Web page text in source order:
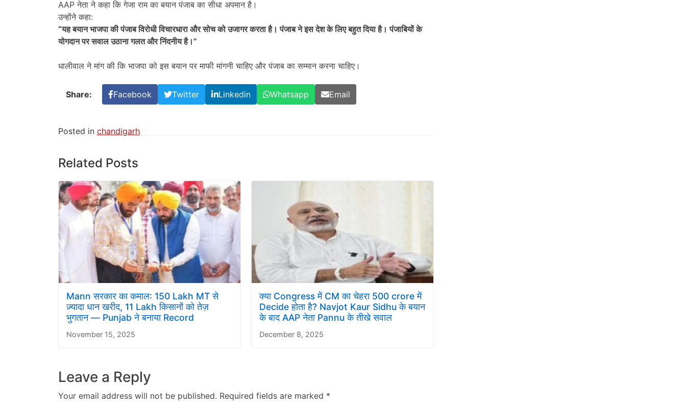
AAP नेता ने कहा कि गेजा राम का बयान पंजाब का सीधा अपमान है।
उन्होंने कहा:
“यह बयान भाजपा की पंजाब विरोधी विचारधारा और सोच को उजागर करता है। पंजाब ने इस देश के लिए बहुत दिया है। पंजाबियों के
योगदान पर सवाल उठाना गलत और निंदनीय है।”
धालीवाल ने मांग की कि भाजपा को इस बयान पर माफी मांगनी चाहिए और पंजाब का सम्मान करना चाहिए।
Share: Facebook Twitter Linkedin Whatsapp Email
Posted in chandigarh
Related Posts
Mann सरकार का कमाल: 150 Lakh MT से
ज़्यादा धान खरीद, 11 Lakh किसानों को तेज़
भुगतान — Punjab ने बनाया Record
November 15, 2025
क्या Congress में CM का चेहरा 500 crore में
Decide होता है? Navjot Kaur Sidhu के बयान
के बाद AAP नेता Pannu के तीखे सवाल
December 8, 2025
Leave a Reply
Your email address will not be published. Required fields are marked *